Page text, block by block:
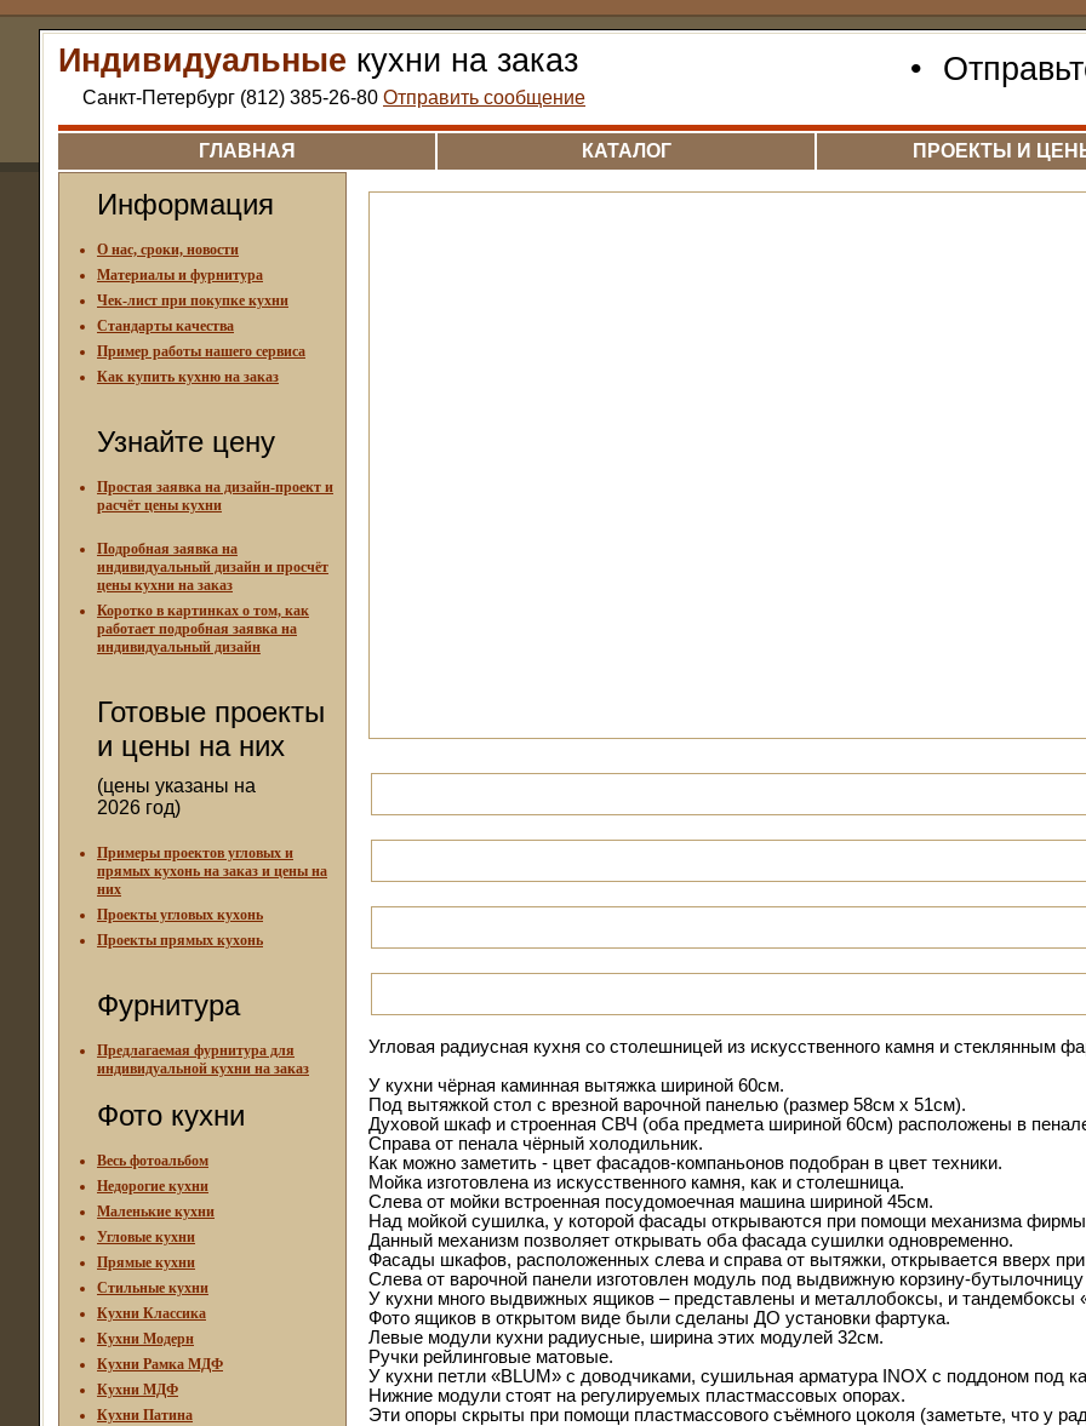
Индивидуальные кухни на заказ
Санкт-Петербург (812) 385-26-80 Отправить сообщение
•
ГЛАВНАЯ КАТАЛОГ ПРОЕКТЫ И
Информация
О нас, сроки, новости
Материалы и фурнитура
Чек-лист при покупке кухни
Стандарты качества
Пример работы нашего сервиса
Как купить кухню на заказ
Узнайте цену
Простая заявка на дизайн-проект и
расчёт цены кухни
Подробная заявка на
индивидуальный дизайн и просчёт
цены кухни на заказ
Коротко в картинках о том, как
работает подробная заявка на
индивидуальный дизайн
Готовые проекты
и цены на них
(цены указаны на
2026 год)
Примеры проектов угловых и
прямых кухонь на заказ и цены на
них
Проекты угловых кухонь
Проекты прямых кухонь
Фурнитура
Предлагаемая фурнитура для
индивидуальной кухни на заказ
Фото кухни
Весь фотоальбом
Недорогие кухни
Маленькие кухни
Угловые кухни
Прямые кухни
Стильные кухни
Кухни Классика
Кухни Модерн
Кухни Рамка МДФ
Кухни МДФ
Кухни Патина
Угловая радиусная кухня со столешницей из искусственного камня и стеклянным
У кухни чёрная каминная вытяжка шириной 60см.
Под вытяжкой стол с врезной варочной панелью (размер 58см х 51см).
Духовой шкаф и строенная СВЧ (оба предмета шириной 60см) расположены в
Справа от пенала чёрный холодильник.
Как можно заметить - цвет фасадов-компаньонов подобран в цвет техники.
Мойка изготовлена из искусственного камня, как и столешница.
Слева от мойки встроенная посудомоечная машина шириной 45см.
Над мойкой сушилка, у которой фасады открываются при помощи механизма фирмы
Данный механизм позволяет открывать оба фасада сушилки одновременно.
Фасады шкафов, расположенных слева и справа от вытяжки, открывается вверх
Слева от варочной панели изготовлен модуль под выдвижную корзину-
У кухни много выдвижных ящиков – представлены и металлобоксы, и тандембоксы
Фото ящиков в открытом виде были сделаны ДО установки фартука.
Левые модули кухни радиусные, ширина этих модулей 32см.
Ручки рейлинговые матовые.
У кухни петли «BLUM» с доводчиками, сушильная арматура INOX с поддоном под
Нижние модули стоят на регулируемых пластмассовых опорах.
Эти опоры скрыты при помощи пластмассового съёмного цоколя (заметьте, что у